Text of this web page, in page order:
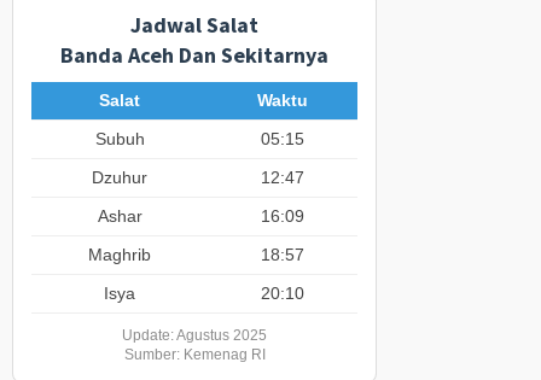
Jadwal Salat
Banda Aceh Dan Sekitarnya
Salat
Waktu
Subuh
05:15
Dzuhur
12:47
Ashar
16:09
Maghrib
18:57
Isya
20:10
Update: Agustus 2025
Sumber: Kemenag RI